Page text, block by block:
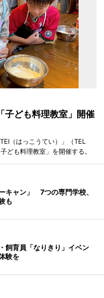
子ども料理教室」開催
（はっこうてい）」（TEL
も料理教室」を開催する。
キャン」 7つの専門学校、
も
飼育員「なりきり」イベン
験を